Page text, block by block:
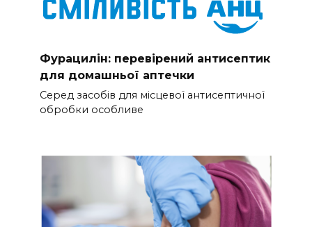
Фурацилін: перевірений антисептик
для домашньої аптечки
Серед засобів для місцевої антисептичної
обробки особливе